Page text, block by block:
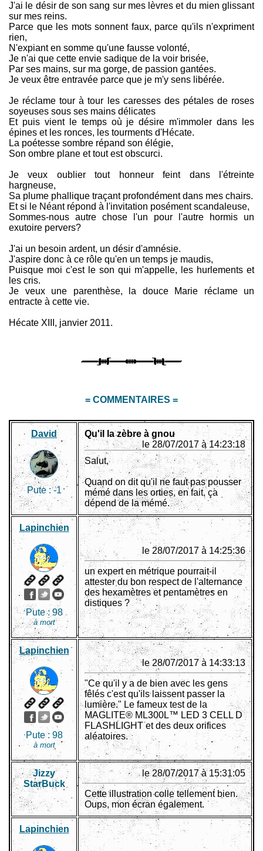
J'ai le désir de son sang sur mes lèvres et du mien glissant
sur mes reins.
Parce que les mots sonnent faux, parce qu'ils n'expriment
rien,
N'expiant en somme qu'une fausse volonté,
Je n'ai que cette envie sadique de la voir brisée,
Par ses mains, sur ma gorge, de passion gantées.
Je veux être entravée parce que je m'y sens libérée.
Je réclame tour à tour les caresses des pétales de roses
soyeuses sous ses mains délicates
Et puis vient le temps où je désire m'immoler dans les
épines et les ronces, les tourments d'Hécate.
La poétesse sombre répand son élégie,
Son ombre plane et tout est obscurci.
Je veux oublier tout honneur feint dans l'étreinte
hargneuse,
Sa plume phallique traçant profondément dans mes chairs.
Et si le Néant répond à l'invitation posément scandaleuse,
Sommes-nous autre chose l'un pour l'autre hormis un
exutoire pervers?
J'ai un besoin ardent, un désir d'amnésie.
J'aspire donc à ce rôle qu'en un temps je maudis,
Puisque moi c'est le son qui m'appelle, les hurlements et
les cris.
Je veux une parenthèse, la douce Marie réclame un
entracte à cette vie.
Hécate XIII, janvier 2011.
= COMMENTAIRES =
David
Pute :-1
Qu'il la zèbre à gnou
le 28/07/2017 à 14:23:18
Salut,
Quand on dit qu'il ne faut pas pousser
mémé dans les orties, en fait, ça
dépend de la mémé.
Lapinchien
Pute :98
à mort
le 28/07/2017 à 14:25:36
un expert en métrique pourrait-il
attester du bon respect de l'alternance
des hexamètres et pentamètres en
distiques ?
Lapinchien
Pute : 98
à mort
le 28/07/2017 à 14:33:13
"Ce qu'il y a de bien avec les gens
fêlés c'est qu'ils laissent passer la
lumière." Le fameux test de la
MAGLITE® ML300L™ LED 3 CELL D
FLASHLIGHT et des deux orifices
aléatoires.
Jizzy
StarBuck
le 28/07/2017 à 15:31:05
Cette illustration colle tellement bien.
Oups, mon écran également.
Lapinchien